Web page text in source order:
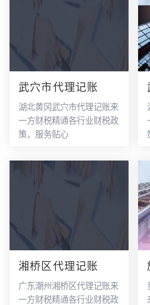
武穴市代理记账
湖北黄冈武穴市代理记账来
一方财税精通各行业财税政
策，服务贴心
湘桥区代理记账
广东潮州湘桥区代理记账来
一方财税精通各行业财税政